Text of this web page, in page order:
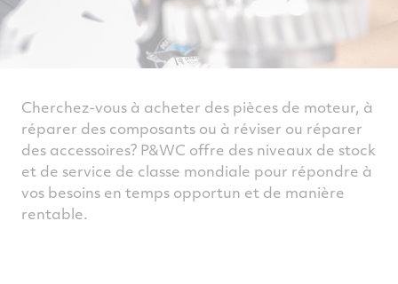
Cherchez-vous à acheter des pièces de moteur, à
réparer des composants ou à réviser ou réparer
des accessoires? P&WC offre des niveaux de stock
et de service de classe mondiale pour répondre à
vos besoins en temps opportun et de manière
rentable.